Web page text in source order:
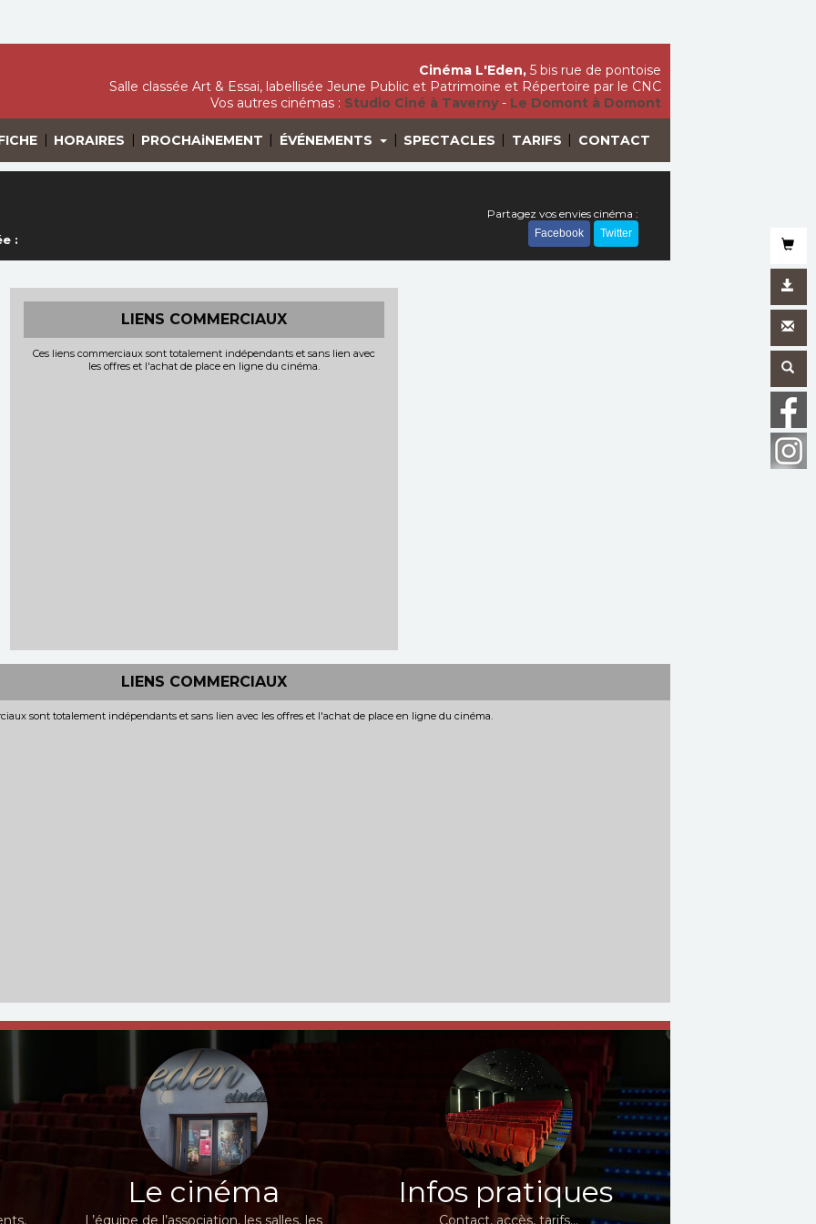
| HORAIRES | PROCHAiNEMENT | ÉVÉNEMENTS | SPECTACLES | TARIFS | CONTACT
Cinéma L'Eden, 5 bis rue de pontoise
Salle classée Art & Essai, labellisée Jeune Public et Patrimoine et Répertoire par le CNC
Vos autres cinémas : Studio Ciné à Taverny- Le Domont à Domont
:
Partagez vos envies cinéma :
Facebook Twitter
LIENS COMMERCIAUX
Ces liens commerciaux sont totalement indépendants et sans lien avec
les offres et l'achat de place en ligne du cinéma.
LIENS COMMERCIAUX
sont totalement indépendants et sans lien avec les offres et l'achat de place en ligne du cinéma.
Le cinéma
L’équipe de l’association, les salles, les
Infos pratiques
Contact, accès, tarifs…